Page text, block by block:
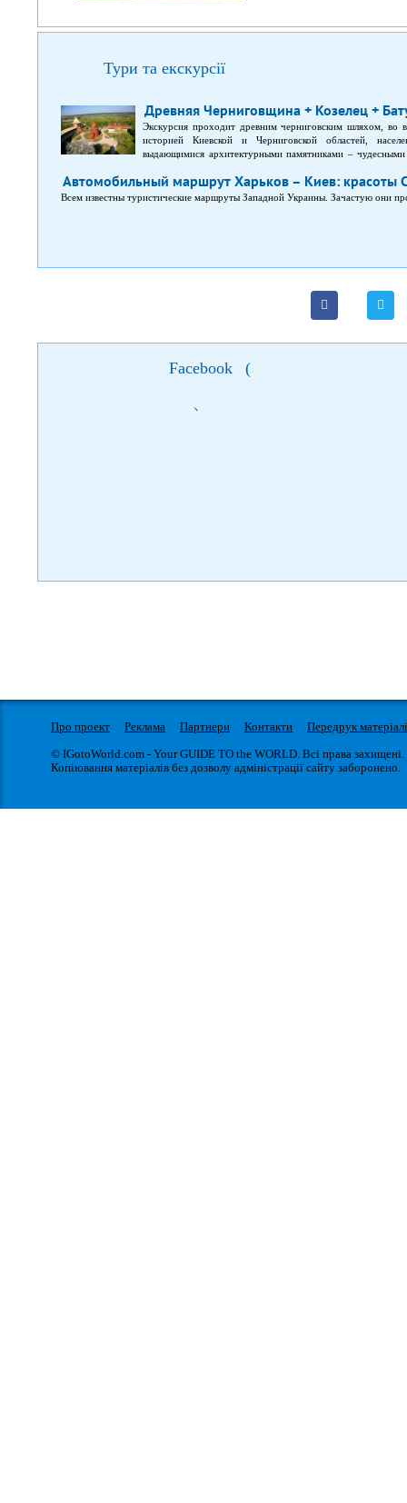
Тури та екскурсії
Древняя Черниговщина + Козелец +
Экскурсия проходит древним черниговским шляхом, во
историей Киевской и Черниговской областей,
выдающимися архитектурными памятниками –
Автомобильный маршрут Харьков – Киев:
Всем известны туристические маршруты Западной Украины. Зачастую они
Facebook (
)
Про проект Реклама Партнери Контакти
Передрук
© IGotoWorld.com - Your GUIDE TO the WORLD. Всі права захищені.
Копіювання матеріалів без дозволу адміністрації сайту заборонено.